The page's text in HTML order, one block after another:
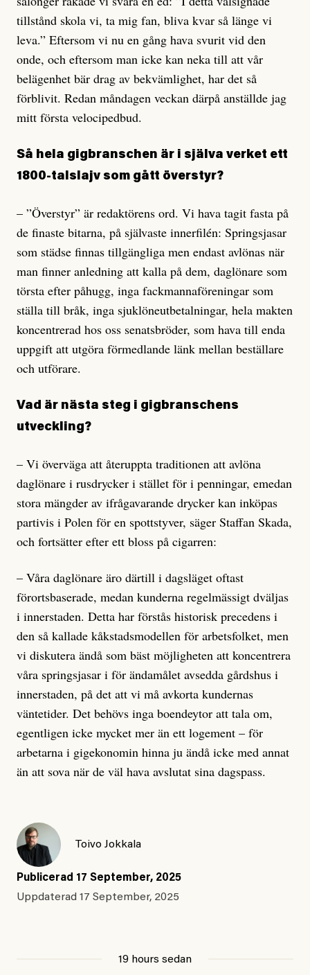
tillstånd skola vi, ta mig fan, bliva kvar så länge vi
leva.” Eftersom vi nu en gång hava svurit vid den
onde, och eftersom man icke kan neka till att vår
belägenhet bär drag av bekvämlighet, har det så
förblivit. Redan måndagen veckan därpå anställde jag
mitt första velocipedbud.
Så hela gigbranschen är i själva verket ett
1800-talslajv som gått överstyr?
– ”Överstyr” är redaktörens ord. Vi hava tagit fasta på
de finaste bitarna, på självaste innerfilén: Springsjasar
som städse finnas tillgängliga men endast avlönas när
man finner anledning att kalla på dem, daglönare som
törsta efter påhugg, inga fackmannaföreningar som
ställa till bråk, inga sjuklöneutbetalningar, hela makten
koncentrerad hos oss senatsbröder, som hava till enda
uppgift att utgöra förmedlande länk mellan beställare
och utförare.
Vad är nästa steg i gigbranschens
utveckling?
– Vi överväga att återuppta traditionen att avlöna
daglönare i rusdrycker i stället för i penningar, emedan
stora mängder av ifrågavarande drycker kan inköpas
partivis i Polen för en spottstyver, säger Staffan Skada,
och fortsätter efter ett bloss på cigarren:
– Våra daglönare äro därtill i dagsläget oftast
förortsbaserade, medan kunderna regelmässigt dväljas
i innerstaden. Detta har förstås historisk precedens i
den så kallade kåkstadsmodellen för arbetsfolket, men
vi diskutera ändå som bäst möjligheten att koncentrera
våra springsjasar i för ändamålet avsedda gårdshus i
innerstaden, på det att vi må avkorta kundernas
väntetider. Det behövs inga boendeytor att tala om,
egentligen icke mycket mer än ett logement – för
arbetarna i gigekonomin hinna ju ändå icke med annat
än att sova när de väl hava avslutat sina dagspass.
Toivo Jokkala
Publicerad 17 September, 2025
Uppdaterad 17 September, 2025
19 hours sedan